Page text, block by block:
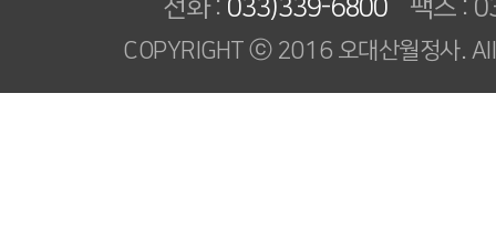
전화 : 033)339-6800 팩스 :
COPYRIGHT ⓒ 2016 오대산월정사.